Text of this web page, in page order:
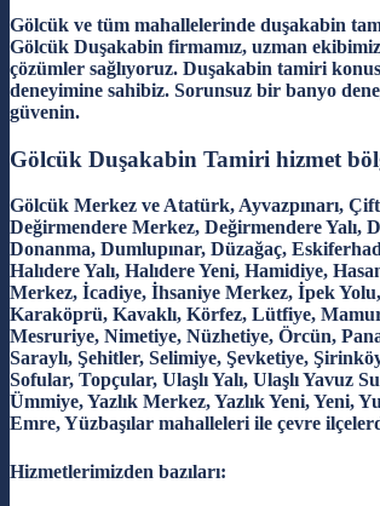
Gölcük ve tüm mahallelerinde duşakabin
Gölcük Duşakabin firmamız, uzman
çözümler sağlıyoruz. Duşakabin tamiri
deneyimine sahibiz. Sorunsuz bir banyo
güvenin.
Gölcük Duşakabin Tamiri hizmet
Gölcük Merkez ve Atatürk, Ayvazpınarı,
Değirmendere Merkez, Değirmendere Yalı,
Donanma, Dumlupınar, Düzağaç,
Halıdere Yalı, Halıdere Yeni, Hamidiye,
Merkez, İcadiye, İhsaniye Merkez, İpek
Karaköprü, Kavaklı, Körfez, Lütfiye,
Mesruriye, Nimetiye, Nüzhetiye, Örcün,
Saraylı, Şehitler, Selimiye, Şevketiye,
Sofular, Topçular, Ulaşlı Yalı, Ulaşlı Yavuz
Ümmiye, Yazlık Merkez, Yazlık Yeni, Yeni,
Emre, Yüzbaşılar mahalleleri ile çevre
Hizmetlerimizden bazıları: